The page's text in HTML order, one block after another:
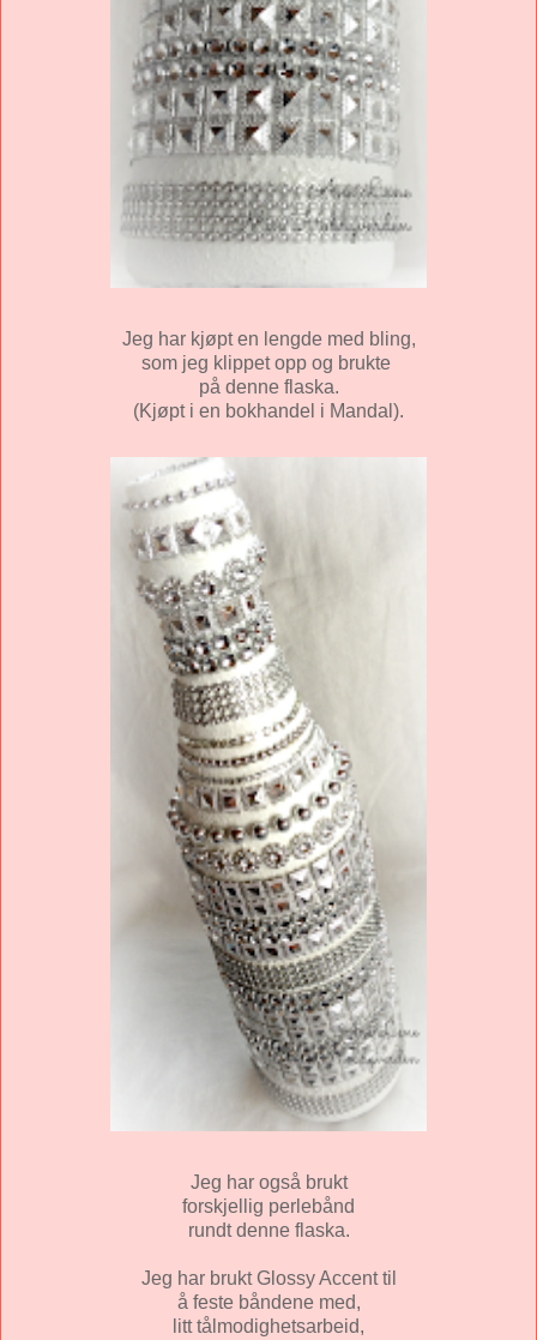
Jeg har kjøpt en lengde med bling,
som jeg klippet opp og brukte
på denne flaska.
(Kjøpt i en bokhandel i Mandal).
Jeg har også brukt
forskjellig perlebånd
rundt denne flaska.
Jeg har brukt Glossy Accent til
å feste båndene med,
litt tålmodighetsarbeid,